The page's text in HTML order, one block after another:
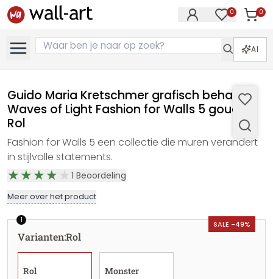
0 0
AI
Guido Maria Kretschmer grafisch behang
Waves of Light Fashion for Walls 5 goud -
Rol
Fashion for Walls 5 een collectie die muren verandert
in stijlvolle statements.
1 Beoordeling
Meer over het product
SALE -49%
1
Varianten:Rol
Rol Monster